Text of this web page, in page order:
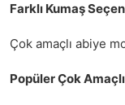
Farklı Kumaş
Çok amaçlı abiye
Popüler Çok